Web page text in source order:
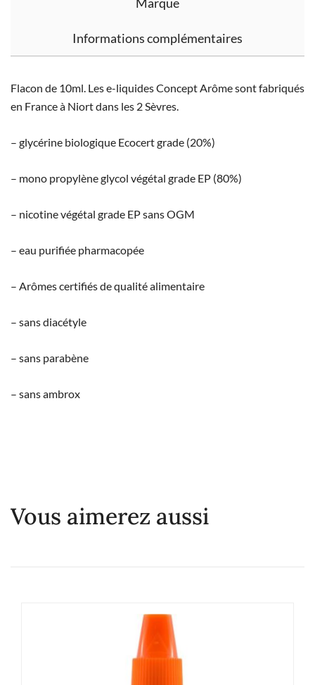
Informations complémentaires
Flacon de 10ml. Les e-liquides Concept Arôme sont fabriqués
en France à Niort dans les 2 Sèvres.
– glycérine biologique Ecocert grade (20%)
– mono propylène glycol végétal grade EP (80%)
– nicotine végétal grade EP sans OGM
– eau purifiée pharmacopée
– Arômes certifiés de qualité alimentaire
– sans diacétyle
– sans parabène
– sans ambrox
Vous aimerez aussi